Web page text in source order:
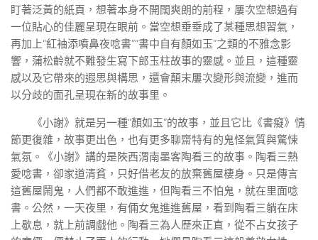
盯著泛黃的紙頁，想著本身不開闊爽朗的前程，屢次空想過有
一位貼心的佳麗呈現在眼前。當空想垂垂成了某種思想習氣，
再加上“紅袖添噴鼻夜唸書”“書中自有顏如玉”之類的不雅念影
響，蒲松齡就不難發生寫下郎玉柱故事的靈感。並且，這種靈
感以及它帶來的遐思與構思，還會顛末屢次變形與流變，進而
以分歧的面孔呈現在新的故事里。
《小謝》就是另一種“顏如玉”的故事，並且它比《書癡》情
節更復雜，故事更出色，也有更多聊齋特有的鬼怪氣質與驚悚
氣氛。《小謝》講的是陜西渭南墨客陶看三的故事。陶看三熱
愛唸書，卻家道清貧，只好借老友的放棄舊屋棲身。只是傳言
這舊屋鬧鬼，人們都不敢進進，但陶看三不怕鬼，就在里面唸
書。公然，一天夜里，有倆女鬼進進舊屋，看到陶看三躺在床
上歇息，就上前調戲他。陶看三為人歷來正直，從不占女孩子